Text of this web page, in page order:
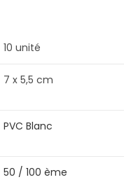
10 unité
7 x 5,5 cm
PVC Blanc
50 / 100 ème